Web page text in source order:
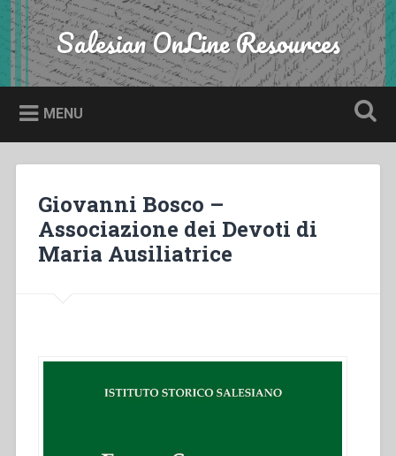
Skip
to
content
Search Salesian OnLine Resources
MENU
Giovanni Bosco –
Associazione dei Devoti di
Maria Ausiliatrice